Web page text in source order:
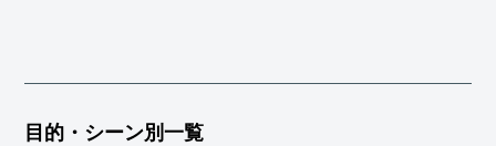
目的・シーン別一覧